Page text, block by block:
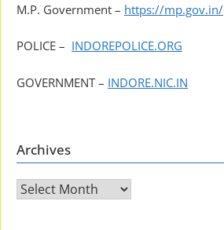
M.P. Government – https://mp.gov.in/
POLICE – INDOREPOLICE.ORG
GOVERNMENT – INDORE.NIC.IN
Archives
Archives